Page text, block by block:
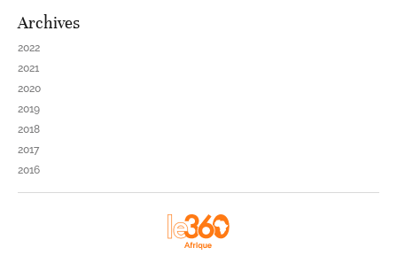
Archives
2022
2021
2020
2019
2018
2017
2016